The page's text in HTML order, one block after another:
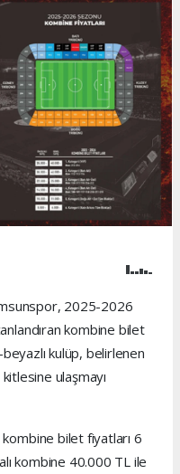
2025-2026
kombine bilet
beyazlı kulüp, belirlenen
ulaşmayı
kombine bilet fiyatları 6
kombine 40.000 TL ile